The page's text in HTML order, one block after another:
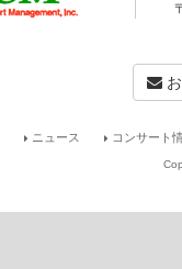
ニュース コンサート